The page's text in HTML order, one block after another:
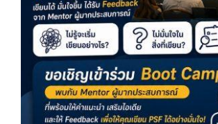
บริการวิชาการ
ความร่วมมือกับต่างประเทศ
ข่าวและกิจกรรม